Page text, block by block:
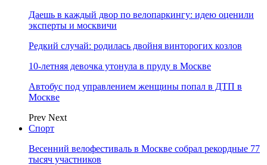
Даешь в каждый двор по велопаркингу: идею оценили
эксперты и москвичи
Редкий случай: родилась двойня винторогих козлов
10-летняя девочка утонула в пруду в Москве
Автобус под управлением женщины попал в ДТП в
Москве
Prev Next
Спорт
Весенний велофестиваль в Москве собрал рекордные 77
тысяч участников